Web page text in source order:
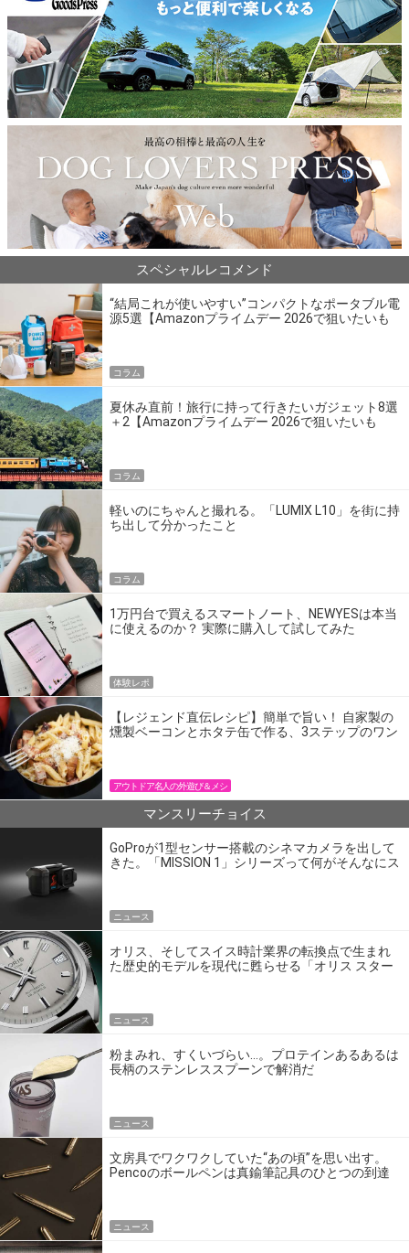
スペシャルレコメンド
“結局これが使いやすい”コンパクトなポータブル電
源5選【Amazonプライムデー 2026で狙いたいも
コラム
夏休み直前！旅行に持って行きたいガジェット8選
＋2【Amazonプライムデー 2026で狙いたいも
コラム
軽いのにちゃんと撮れる。「LUMIX L10」を街に持
ち出して分かったこと
コラム
1万円台で買えるスマートノート、NEWYESは本当
に使えるのか？ 実際に購入して試してみた
体験レポ
【レジェンド直伝レシピ】簡単で旨い！ 自家製の
燻製ベーコンとホタテ缶で作る、3ステップのワン
アウトドア名人の外遊び＆メシ
マンスリーチョイス
GoProが1型センサー搭載のシネマカメラを出して
きた。「MISSION 1」シリーズって何がそんなにス
ニュース
オリス、そしてスイス時計業界の転換点で生まれ
た歴史的モデルを現代に甦らせる「オリス スター
ニュース
粉まみれ、すくいづらい…。プロテインあるあるは
長柄のステンレススプーンで解消だ
ニュース
文房具でワクワクしていた“あの頃”を思い出す。
Pencoのボールペンは真鍮筆記具のひとつの到達
ニュース